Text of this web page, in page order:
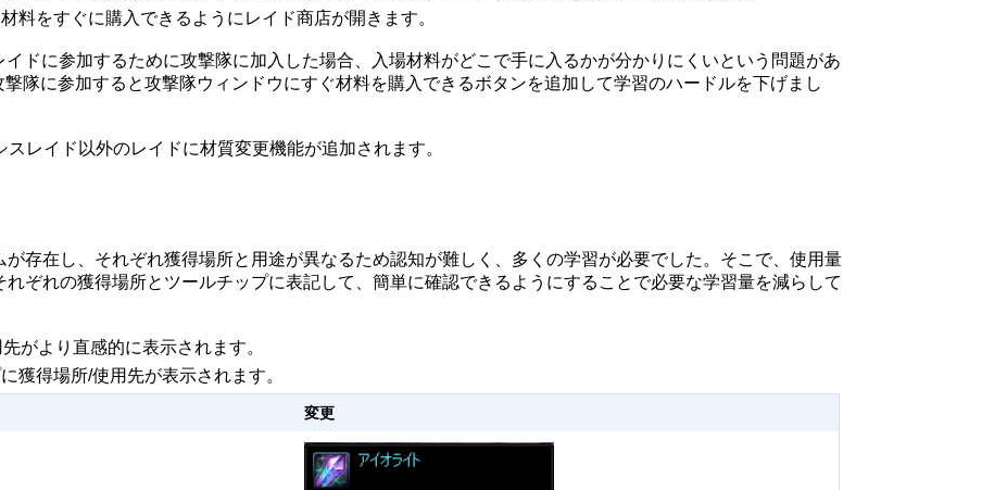
料をすぐに購入できるようにレイド商店が開きます。
ドに参加するために攻撃隊に加入した場合、入場材料がどこで手に入るかが分かりにくいという問題があ
隊に参加すると攻撃隊ウィンドウにすぐ材料を購入できるボタンを追加して学習のハードルを下げまし
レイド以外のレイドに材質変更機能が追加されます。
存在し、それぞれ獲得場所と用途が異なるため認知が難しく、多くの学習が必要でした。そこで、使用量
ぞれの獲得場所とツールチップに表記して、簡単に確認できるようにすることで必要な学習量を減らして
がより直感的に表示されます。
獲得場所/使用先が表示されます。
変更